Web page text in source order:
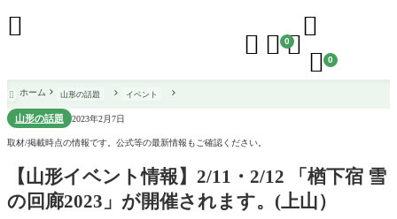
  0

 0

 ホーム 山形の話題 イベント
山形の話題 2023年2月7日
取材/掲載時点の情報です。公式等の最新情報もご確認ください。
【山形イベント情報】2/11・2/12 「楢下宿 雪
の回廊2023」が開催されます。(上山）